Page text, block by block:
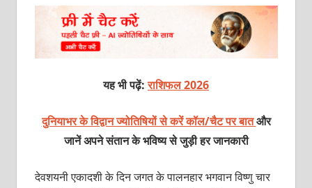
यह भी पढ़ें:राशिफल 2026
दुनियाभर के विद्वान ज्योतिषियों से करें कॉल/चैट पर बातऔर
जानें अपने संतान के भविष्य से जुड़ी हर जानकारी
देवशयनी एकादशी के दिन जगत के पालनहार भगवान विष्णु चार